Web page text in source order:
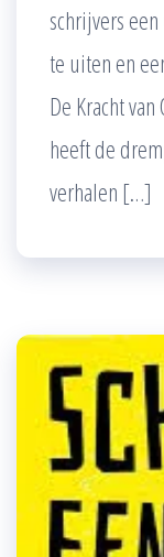
schrijvers
te uiten en
De Kracht
heeft de
verhalen […]